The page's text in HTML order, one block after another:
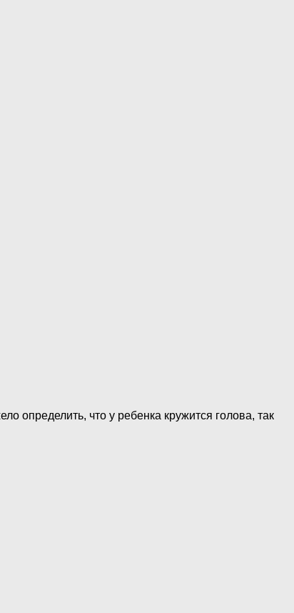
определить, что у ребенка кружится голова, так